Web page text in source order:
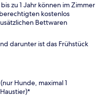
zu 1 Jahr können im Zimmer
kostenlos
Bettwaren
darunter ist das Frühstück
Hunde, maximal 1